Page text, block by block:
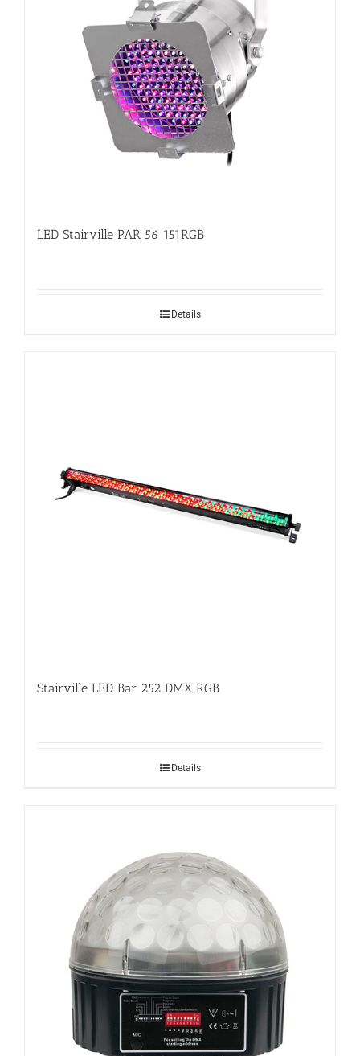
LED Stairville PAR 56 151RGB
Details
Stairville LED Bar 252 DMX RGB
Details